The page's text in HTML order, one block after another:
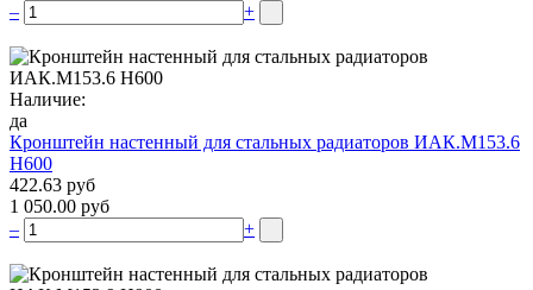
–
+
Наличие:
да
Кронштейн настенный для стальных радиаторов ИАК.М153.6
Н600
422.63 руб
1 050.00 руб
–
+